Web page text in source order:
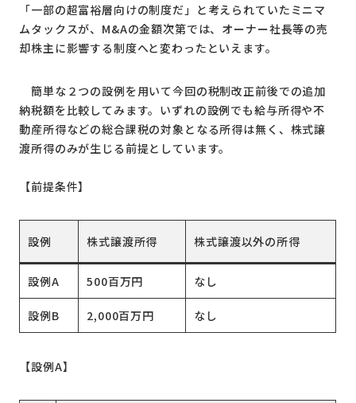
「一部の超富裕層向けの制度だ」と考えられていたミニマ
ムタックスが、M&Aの金額次第では、オーナー社長等の売
却株主に影響する制度へと変わったといえます。
簡単な２つの設例を用いて今回の税制改正前後での追加
納税額を比較してみます。いずれの設例でも給与所得や不
動産所得などの総合課税の対象となる所得は無く、株式譲
渡所得のみが生じる前提としています。
【前提条件】
設例 株式譲渡所得 株式譲渡以外の所得
設例A 500百万円 なし
設例B 2,000百万円 なし
【設例A】